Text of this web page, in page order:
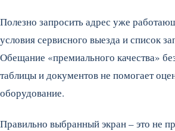
Полезно запросить адрес уже
условия сервисного выезда и список
Обещание «премиального качества»
таблицы и документов не помогает
оборудование.
Правильно выбранный экран – это не